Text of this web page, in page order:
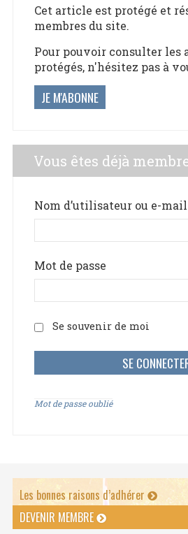
Cet article est protégé et
membres du site.
Pour pouvoir consulter les
protégés, n'hésitez pas à
JE M'ABONNE
Vous êtes déjà
Nom d’utilisateur ou e-mail
Mot de passe
Se souvenir de moi
Mot de passe oublié
Les bonnes raisons d’adhérer
DEVENIR MEMBRE